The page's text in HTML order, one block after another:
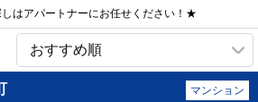
はアパートナーにお任せください！★
マンション